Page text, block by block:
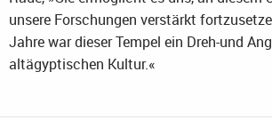
unsere Forschungen verstärkt
Jahre war dieser Tempel ein Dreh-und
altägyptischen Kultur.«